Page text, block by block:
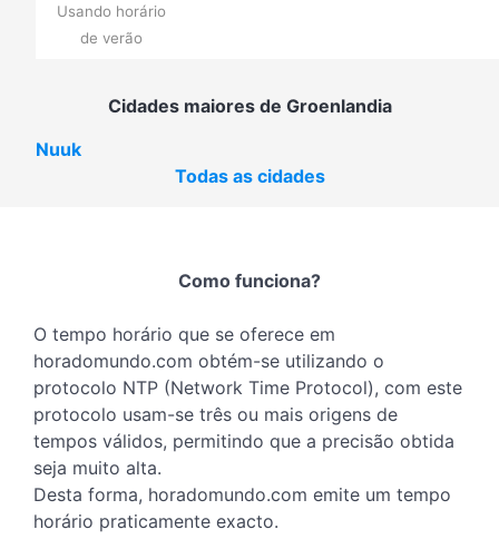
Usando horário
de verão
Cidades maiores de Groenlandia
Nuuk
Todas as cidades
Como funciona?
O tempo horário que se oferece em
horadomundo.com obtém-se utilizando o
protocolo NTP (Network Time Protocol), com este
protocolo usam-se três ou mais origens de
tempos válidos, permitindo que a precisão obtida
seja muito alta.
Desta forma, horadomundo.com emite um tempo
horário praticamente exacto.